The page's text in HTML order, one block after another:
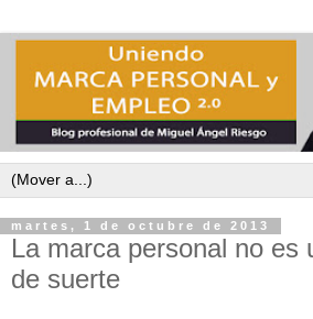
martes, 1 de octubre de 2013
La marca personal no es
de suerte